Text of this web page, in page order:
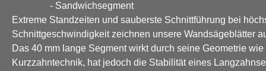
- Sandwichsegment
Extreme Standzeiten und sauberste Schnittführung bei
Schnittgeschwindigkeit zeichnen unsere Wandsägeblätter
Das 40 mm lange Segment wirkt durch seine Geometrie wie
Kurzzahntechnik, hat jedoch die Stabilität eines